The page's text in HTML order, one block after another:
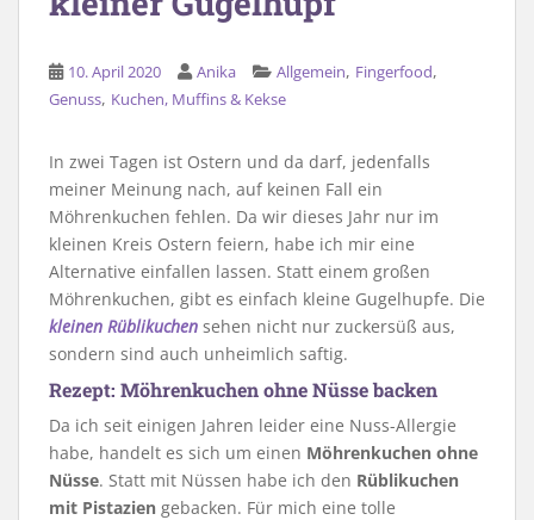
10. April 2020 Anika Allgemein, Fingerfood,
Genuss, Kuchen, Muffins & Kekse
In zwei Tagen ist Ostern und da darf, jedenfalls
meiner Meinung nach, auf keinen Fall ein
Möhrenkuchen fehlen. Da wir dieses Jahr nur im
kleinen Kreis Ostern feiern, habe ich mir eine
Alternative einfallen lassen. Statt einem großen
Möhrenkuchen, gibt es einfach kleine Gugelhupfe. Die
kleinen Rüblikuchen sehen nicht nur zuckersüß aus,
sondern sind auch unheimlich saftig.
Rezept: Möhrenkuchen ohne Nüsse backen
Da ich seit einigen Jahren leider eine Nuss-Allergie
habe, handelt es sich um einen Möhrenkuchen ohne
Nüsse. Statt mit Nüssen habe ich den Rüblikuchen
mit Pistazien gebacken. Für mich eine tolle